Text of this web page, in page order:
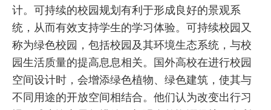
计。可持续的校园规划有利于形成良好的景观系
统，从而有效支持学生的学习体验。可持续校园又
称为绿色校园，包括校园及其环境生态系统，与校
园生活质量的提高息息相关。国外高校在进行校园
空间设计时，会增添绿色植物、绿色建筑，使其与
不同用途的开放空间相结合。他们认为改变出行习